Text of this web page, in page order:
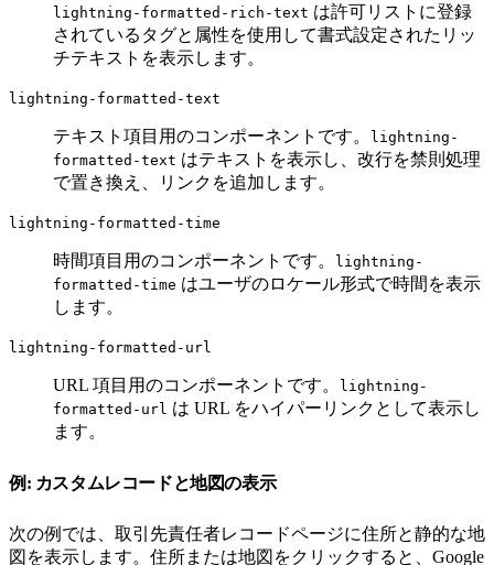
lightning-formatted-rich-text は許可リストに登録
されているタグと属性を使用して書式設定されたリッ
チテキストを表示します。
lightning-formatted-text
テキスト項目用のコンポーネントです。
lightning-
formatted-text はテキストを表示し、改行を禁則処理
で置き換え、リンクを追加します。
lightning-formatted-time
時間項目用のコンポーネントです。
lightning-
formatted-time はユーザのロケール形式で時間を表示
します。
lightning-formatted-url
URL 項目用のコンポーネントです。
lightning-
formatted-url は URL をハイパーリンクとして表示し
ます。
例: カスタムレコードと地図の表示
次の例では、取引先責任者レコードページに住所と静的な地
図を表示します。住所または地図をクリックすると、Google